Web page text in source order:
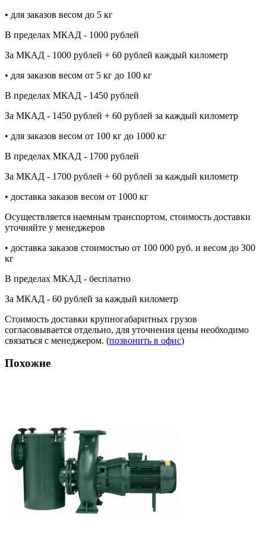
• для заказов весом до 5 кг
В пределах МКАД - 1000 рублей
За МКАД - 1000 рублей + 60 рублей каждый километр
• для заказов весом от 5 кг до 100 кг
В пределах МКАД - 1450 рублей
За МКАД - 1450 рублей + 60 рублей за каждый километр
• для заказов весом от 100 кг до 1000 кг
В пределах МКАД - 1700 рублей
За МКАД - 1700 рублей + 60 рублей за каждый километр
• доставка заказов весом от 1000 кг
Осуществляется наемным транспортом, стоимость доставки
уточняйте у менеджеров
• доставка заказов стоимостью от 100 000 руб. и весом до 300
кг
В пределах МКАД - бесплатно
За МКАД - 60 рублей за каждый километр
Стоимость доставки крупногабаритных грузов
согласовывается отдельно, для уточнения цены необходимо
связаться с менеджером. (позвонить в офис)
Похожие